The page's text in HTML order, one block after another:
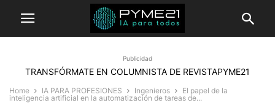
Publicidad
TRANSFÓRMATE EN COLUMNISTA DE REVISTAPYME21
Home IA PARA PROFESIONES Ingenieros
El papel de la
inteligencia artificial en la automatización de tareas de...